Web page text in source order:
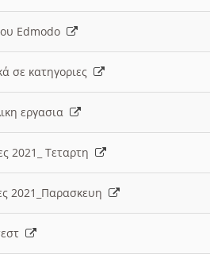
Edmodo
σε κατηγοριες
εργασια
2021_ Τεταρτη
2021_Παρασκευη